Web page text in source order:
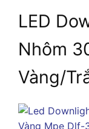
LED
Nhôm
Vàng/